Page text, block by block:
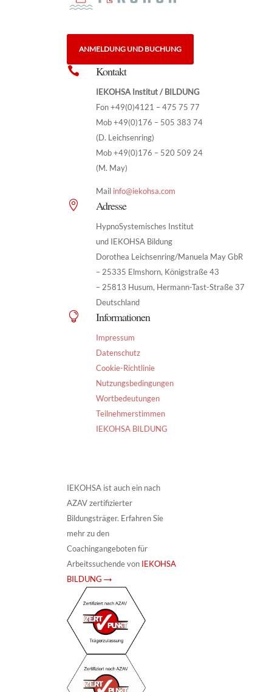
ANMELDUNG UND BUCHUNG
 Kontakt
IEKOHSA Institut / BILDUNG
Fon +49(0)4121 – 475 75 77
Mob +49(0)176 – 505 383 74
(D. Leichsenring)
Mob +49(0)176 – 520 509 24
(M. May)
Mail info@iekohsa.com
 Adresse
HypnoSystemisches Institut
und IEKOHSA Bildung
Dorothea Leichsenring/Manuela May GbR
– 25335 Elmshorn, Königstraße 43
– 25813 Husum, Hermann-Tast-Straße 37
Deutschland
 Informationen
Impressum
Datenschutz
Cookie-Richtlinie
Nutzungsbedingungen
Wortbedeutungen
Teilnehmerstimmen
IEKOHSA BILDUNG
IEKOHSA ist auch ein nach
AZAV zertifizierter
Bildungsträger. Erfahren Sie
mehr zu den
Coachingangeboten für
Arbeitssuchende von IEKOHSA
BILDUNG →